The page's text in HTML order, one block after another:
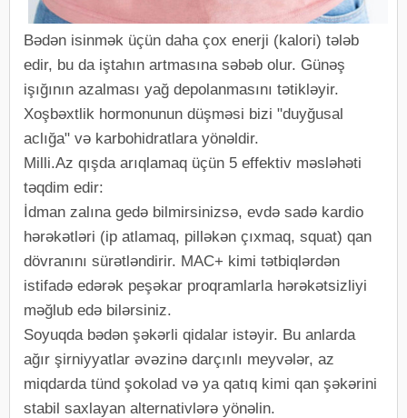
Bədən isinmək üçün daha çox enerji (kalori) tələb
edir, bu da iştahın artmasına səbəb olur. Günəş
işığının azalması yağ depolanmasını tətikləyir.
Xoşbəxtlik hormonunun düşməsi bizi "duyğusal
aclığa" və karbohidratlara yönəldir.
Milli.Az qışda arıqlamaq üçün 5 effektiv məsləhəti
təqdim edir:
İdman zalına gedə bilmirsinizsə, evdə sadə kardio
hərəkətləri (ip atlamaq, pilləkən çıxmaq, squat) qan
dövranını sürətləndirir. MAC+ kimi tətbiqlərdən
istifadə edərək peşəkar proqramlarla hərəkətsizliyi
məğlub edə bilərsiniz.
Soyuqda bədən şəkərli qidalar istəyir. Bu anlarda
ağır şirniyyatlar əvəzinə darçınlı meyvələr, az
miqdarda tünd şokolad və ya qatıq kimi qan şəkərini
stabil saxlayan alternativlərə yönəlin.